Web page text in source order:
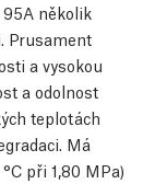
několik
Prusament
a vysokou
a odolnost
teplotách
Má
při 1,80 MPa)